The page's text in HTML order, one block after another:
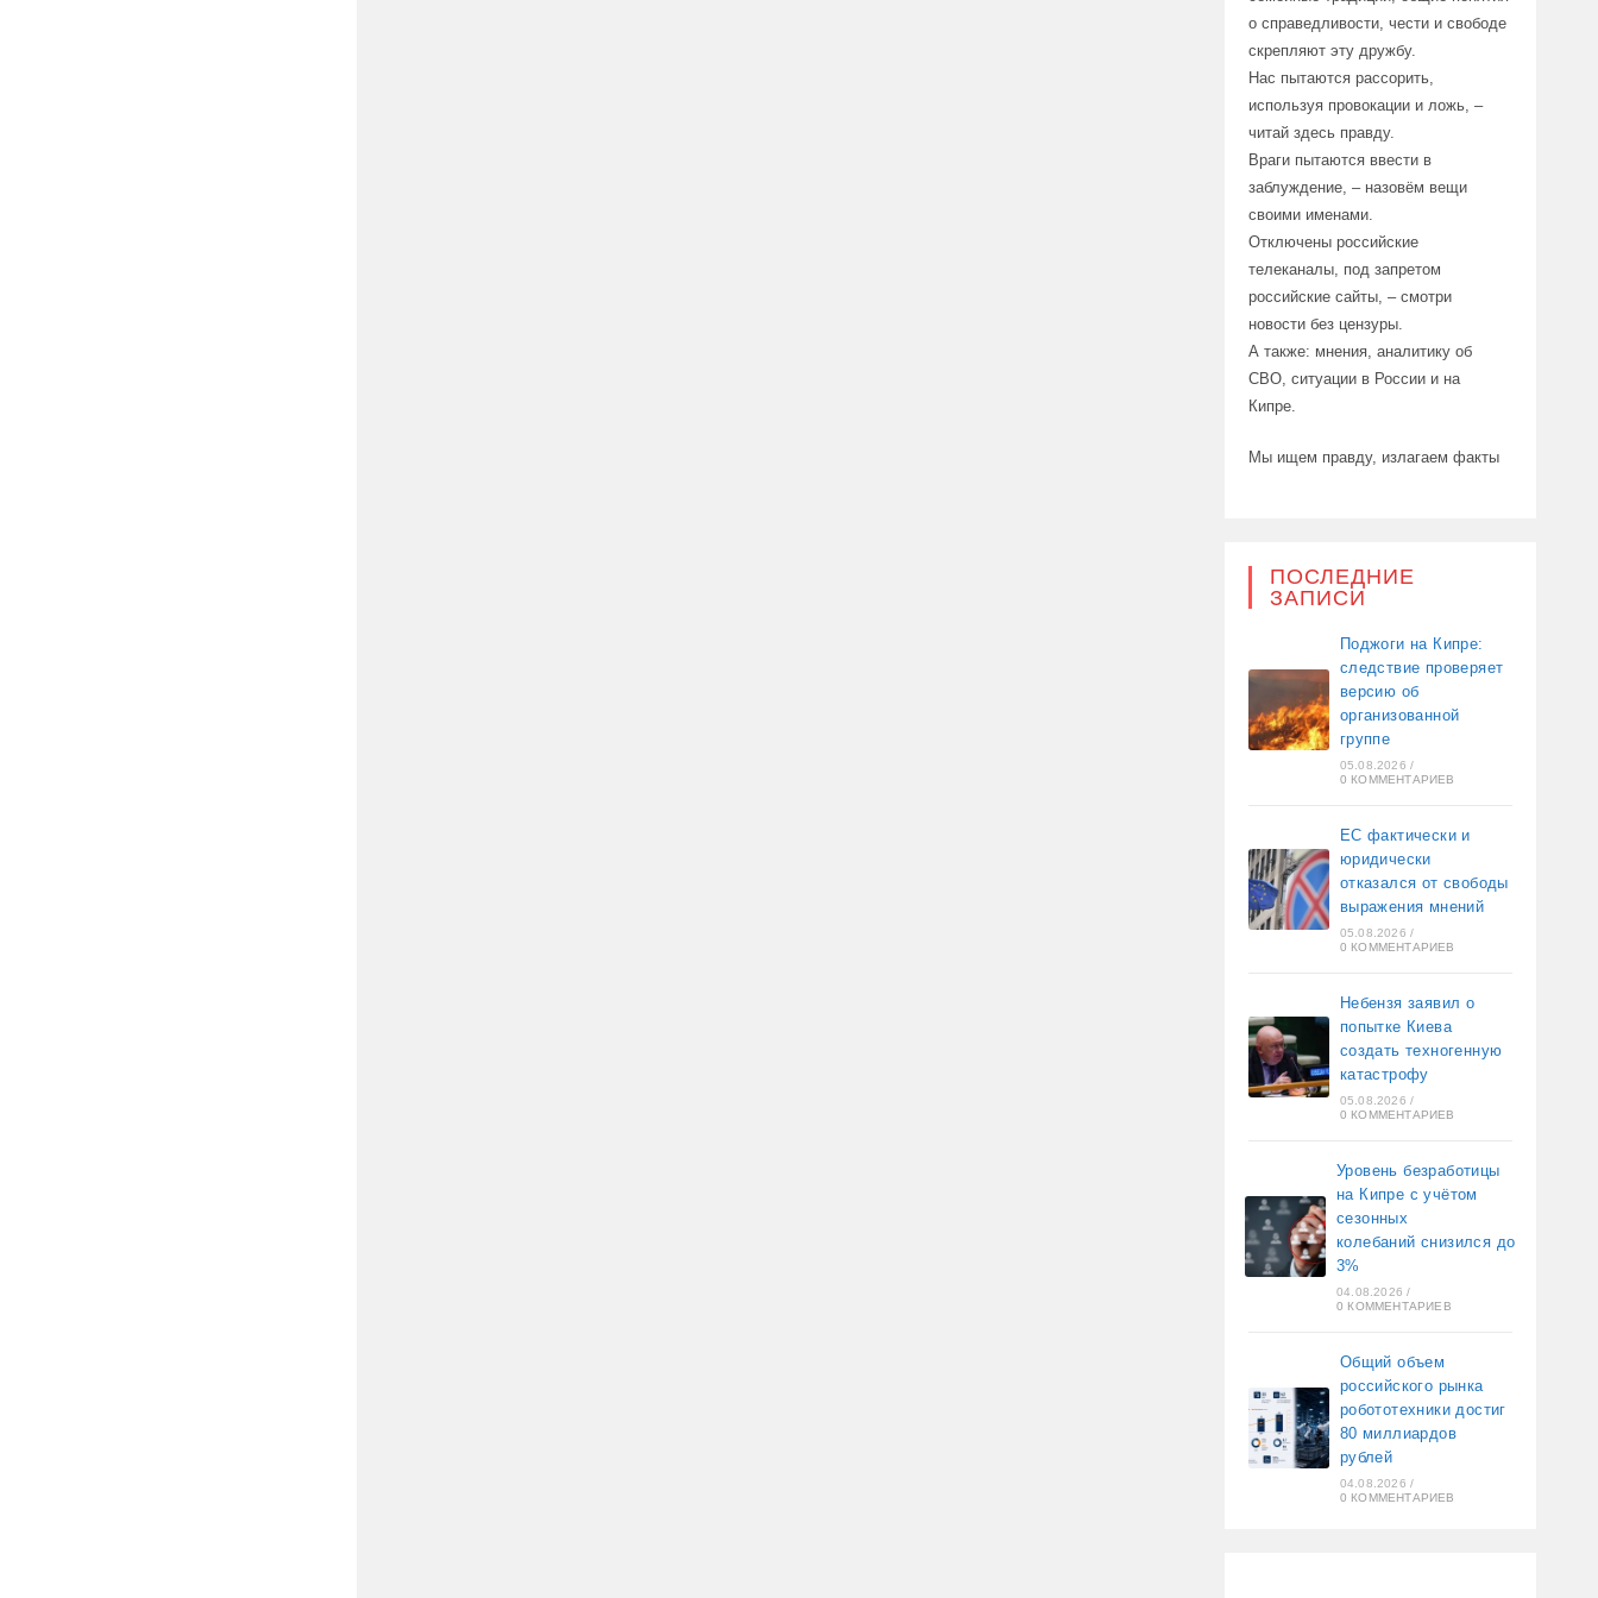
о справедливости, чести и свободе
скрепляют эту дружбу.
Нас пытаются рассорить,
используя провокации и ложь, –
читай здесь правду.
Враги пытаются ввести в
заблуждение, – назовём вещи
своими именами.
Отключены российские
телеканалы, под запретом
российские сайты, – смотри
новости без цензуры.
А также: мнения, аналитику об
СВО, ситуации в России и на
Кипре.
Мы ищем правду, излагаем факты
ПОСЛЕДНИЕ
ЗАПИСИ
Поджоги на Кипре:
следствие проверяет
версию об
организованной
группе
05.08.2026 /
0 КОММЕНТАРИЕВ
ЕС фактически и
юридически
отказался от свободы
выражения мнений
05.08.2026 /
0 КОММЕНТАРИЕВ
Небензя заявил о
попытке Киева
создать техногенную
катастрофу
05.08.2026 /
0 КОММЕНТАРИЕВ
Уровень безработицы
на Кипре с учётом
сезонных
колебаний снизился до
3%
04.08.2026 /
0 КОММЕНТАРИЕВ
Общий объем
российского рынка
робототехники достиг
80 миллиардов
рублей
04.08.2026 /
0 КОММЕНТАРИЕВ